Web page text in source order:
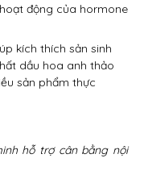
động của hormone
kích thích sản sinh
dầu hoa anh thảo
sản phẩm thực
hỗ trợ cân bằng nội